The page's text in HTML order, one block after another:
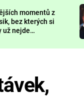
momentů z
bez kterých si
už nejde